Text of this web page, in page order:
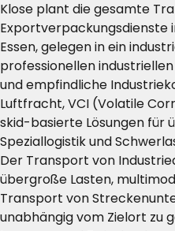
Klose plant die gesamte
Exportverpackungsdienste
Essen, gelegen in ein
professionellen
und empfindliche
Luftfracht, VCI (Volatile
skid-basierte Lösungen für
Speziallogistik und
Der Transport von
übergroße Lasten,
Transport von
unabhängig vom Zielort zu